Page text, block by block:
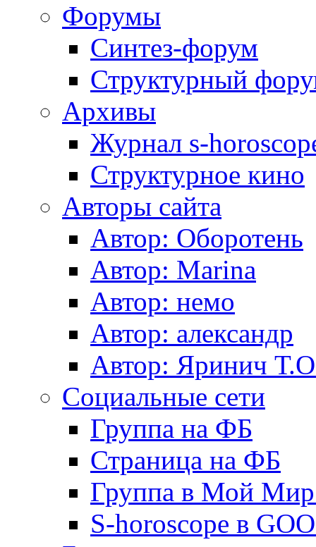
Форумы
Синтез-форум
Структурный
Архивы
Журнал s-
Структурное кино
Авторы сайта
Автор: Оборотень
Автор: Marina
Автор: немo
Автор: александр
Автор: Яринич
Социальные сети
Группа на ФБ
Страница на ФБ
Группа в Мой
S-horoscope в